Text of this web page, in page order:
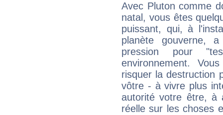
Avec Pluton comme
natal, vous êtes
puissant, qui, à
planète gouverne,
pression pour
environnement.
risquer la destruction
vôtre - à vivre plus
autorité votre être, à
réelle sur les choses